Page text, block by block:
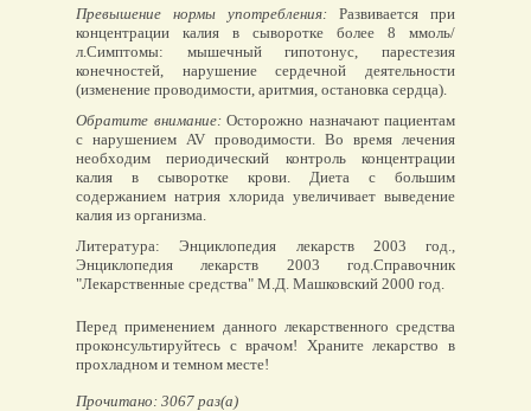
Превышение нормы употребления: Развивается при
концентрации калия в сыворотке более 8 ммоль/
л.Симптомы: мышечный гипотонус, парестезия
конечностей, нарушение сердечной деятельности
(изменение проводимости, аритмия, остановка сердца).
Обратите внимание:Осторожно назначают пациентам
с нарушением AV проводимости. Во время лечения
необходим периодический контроль концентрации
калия в сыворотке крови. Диета с большим
содержанием натрия хлорида увеличивает выведение
калия из организма.
Литература: Энциклопедия лекарств 2003 год.,
Энциклопедия лекарств 2003 год.Справочник
"Лекарственные средства" М.Д. Машковский 2000 год.
Перед применением данного лекарственного средства
проконсультируйтесь с врачом! Храните лекарство в
прохладном и темном месте!
Прочитано: 3067 раз(а)